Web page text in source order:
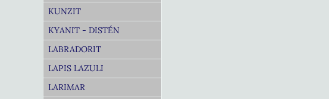
KUNZIT
KYANIT - DISTÉN
LABRADORIT
LAPIS LAZULI
LARIMAR